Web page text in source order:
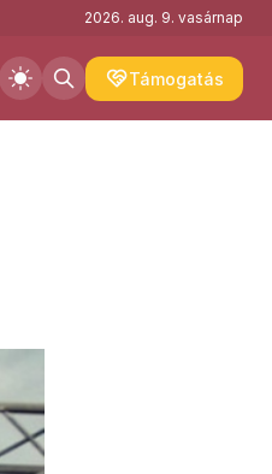
2026. aug. 9. vasárnap
Támogatás